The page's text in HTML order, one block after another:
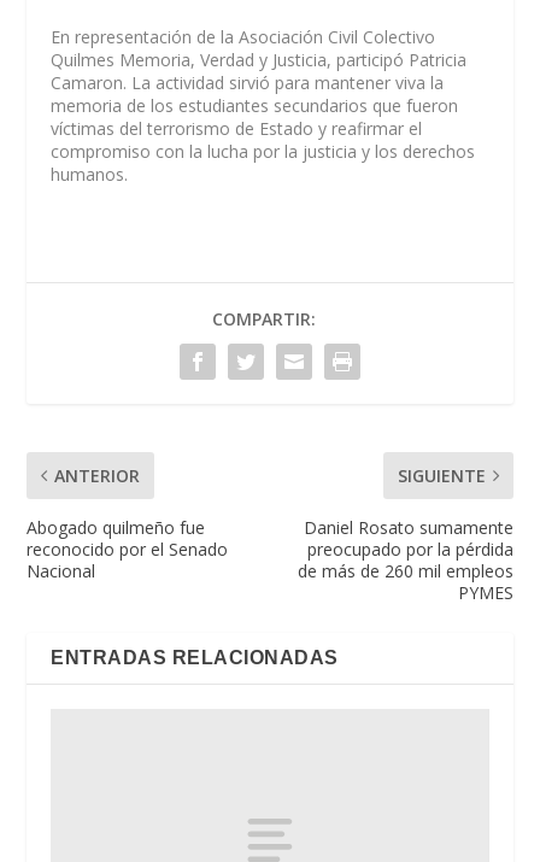
En representación de la Asociación Civil Colectivo
Quilmes Memoria, Verdad y Justicia, participó Patricia
Camaron. La actividad sirvió para mantener viva la
memoria de los estudiantes secundarios que fueron
víctimas del terrorismo de Estado y reafirmar el
compromiso con la lucha por la justicia y los derechos
humanos.
COMPARTIR:
ANTERIOR
Abogado quilmeño fue
reconocido por el Senado
Nacional
SIGUIENTE
Daniel Rosato sumamente
preocupado por la pérdida
de más de 260 mil empleos
PYMES
ENTRADAS RELACIONADAS